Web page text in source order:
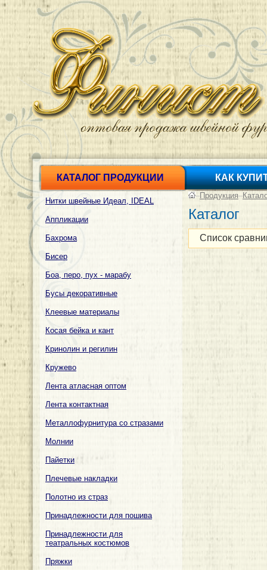
КАТАЛОГ ПРОДУКЦИИ КАК
Нитки швейные Идеал, IDEAL
Аппликации
Бахрома
Бисер
Боа, перо, пух - марабу
Бусы декоративные
Клеевые материалы
Косая бейка и кант
Кринолин и регилин
Кружево
Лента атласная оптом
Лента контактная
Металлофурнитура со стразами
Молнии
Пайетки
Плечевые накладки
Полотно из страз
Принадлежности для пошива
Принадлежности для
театральных костюмов
Пряжки
–Продукция–
Каталог
Список